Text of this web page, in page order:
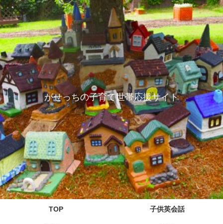
がせっちの子育て世帯応援サイト
TOP 子供英会話